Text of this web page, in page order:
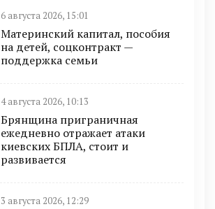
6 августа 2026, 15:01
Материнский капитал, пособия
на детей, соцконтракт —
поддержка семьи
4 августа 2026, 10:13
Брянщина приграничная
ежедневно отражает атаки
киевских БПЛА, стоит и
развивается
3 августа 2026, 12:29